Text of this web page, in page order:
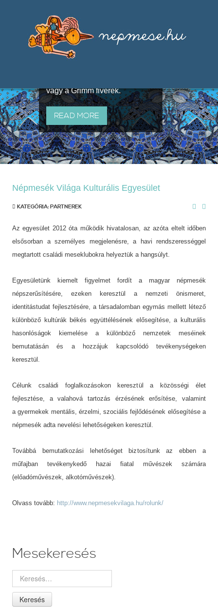
útján terjedő elbeszélésekből,
melyeket olyan ismert gyűjtők
állítottak össze, mint Benedek
vagy a Grimm fivérek.
READ MORE
Népmesék Világa Kulturális Egyesület
KATEGÓRIA: PARTNEREK
Az egyesület 2012 óta működik hivatalosan, az azóta eltelt időben
elsősorban a személyes megjelenésre, a havi rendszerességgel
megtartott családi meseklubokra helyeztük a hangsúlyt.
Egyesületünk kiemelt figyelmet fordít a magyar népmesék
népszerűsítésére, ezeken keresztül a nemzeti önismeret,
identitástudat fejlesztésére, a társadalomban egymás mellett létező
különböző kultúrák békés együttélésének elősegítése, a kulturális
hasonlóságok kiemelése a különböző nemzetek meséinek
bemutatásán és a hozzájuk kapcsolódó tevékenységeken
keresztül.
Célunk családi foglalkozásokon keresztül a közösségi élet
fejlesztése, a valahová tartozás érzésének erősítése, valamint
a gyermekek mentális, érzelmi, szociális fejlődésének elősegítése a
népmesék adta nevelési lehetőségeken keresztül.
Továbbá bemutatkozási lehetőséget biztosítunk az ebben a
műfajban tevékenykedő hazai fiatal művészek számára
(előadóművészek, alkotóművészek).
Olvass tovább: http://www.nepmesekvilaga.hu/rolunk/
Mesekeresés
Keresés